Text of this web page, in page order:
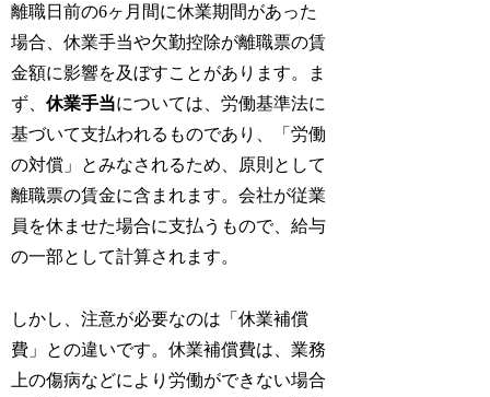
離職日前の6ヶ月間に休業期間があった
場合、休業手当や欠勤控除が離職票の賃
金額に影響を及ぼすことがあります。ま
ず、休業手当については、労働基準法に
基づいて支払われるものであり、「労働
の対償」とみなされるため、原則として
離職票の賃金に含まれます。会社が従業
員を休ませた場合に支払うもので、給与
の一部として計算されます。
しかし、注意が必要なのは「休業補償
費」との違いです。休業補償費は、業務
上の傷病などにより労働ができない場合